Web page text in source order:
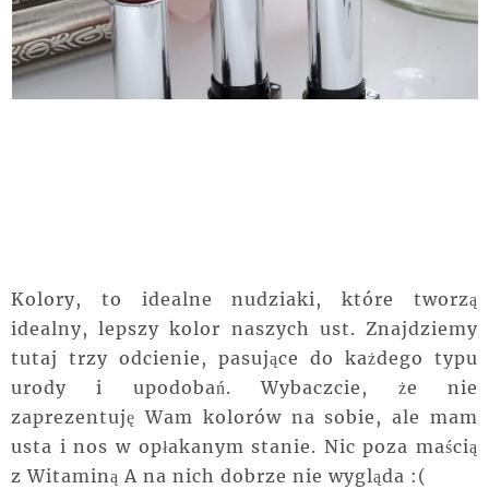
Kolory, to idealne nudziaki, które tworzą
idealny, lepszy kolor naszych ust. Znajdziemy
tutaj trzy odcienie, pasujące do każdego typu
urody i upodobań. Wybaczcie, że nie
zaprezentuję Wam kolorów na sobie, ale mam
usta i nos w opłakanym stanie. Nic poza maścią
z Witaminą A na nich dobrze nie wygląda :(